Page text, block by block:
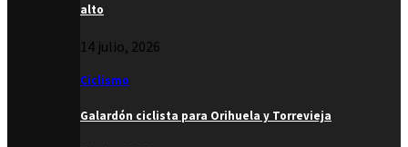
alto
14 julio, 2026
Ciclismo
Galardón ciclista para Orihuela y Torrevieja